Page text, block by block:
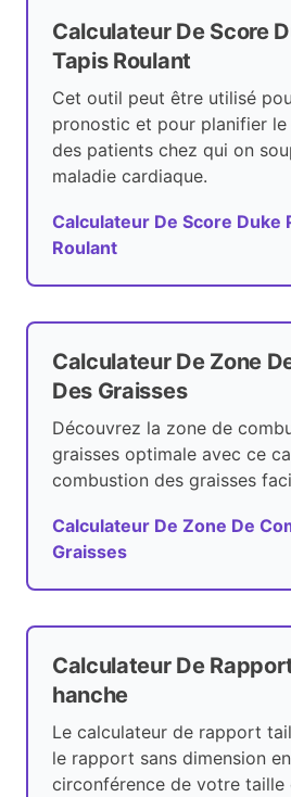
Calculateur De Score
Tapis Roulant
Cet outil peut être utilisé
pronostic et pour planifier
des patients chez qui on
maladie cardiaque.
Calculateur De Score Duke
Roulant
Calculateur De Zone
Des Graisses
Découvrez la zone de
graisses optimale avec ce
combustion des graisses
Calculateur De Zone De
Graisses
Calculateur De
hanche
Le calculateur de rapport
le rapport sans dimension
circonférence de votre taille